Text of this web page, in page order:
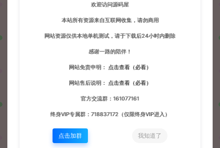
欢迎访问源码屋
本站所有资源来自互联网收集，请勿商用
网站资源仅供本地单机测试，请于下载后24小时内删除
感谢一路的陪伴！
网站免责申明： 点击查看（必看）
网站售后说明： 点击查看（必看）
官方交流群：161077161
终身VIP专属群：718837172（仅限终身VIP进入）
点击加群 我知道了